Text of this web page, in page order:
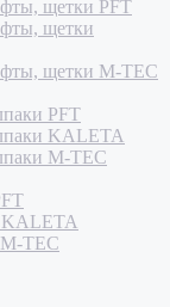
щетки PFT
щетки
щетки M-TEC
PFT
KALETA
M-TEC
KALETA
TEC